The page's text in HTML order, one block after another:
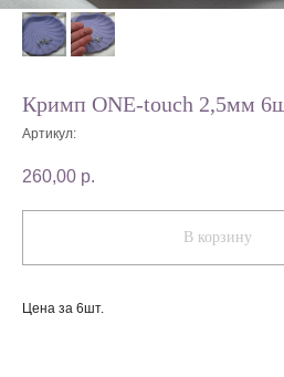
Кримп ONE-touch 2,5мм
Артикул:
260,00 р.
В корзину
Цена за 6шт.